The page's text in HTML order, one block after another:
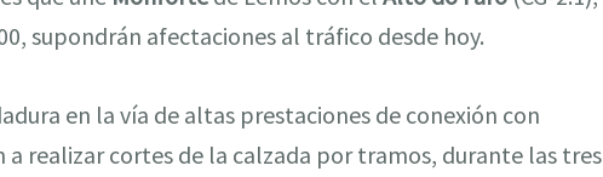
supondrán afectaciones al tráfico desde hoy.
en la vía de altas prestaciones de conexión con
realizar cortes de la calzada por tramos, durante las tres